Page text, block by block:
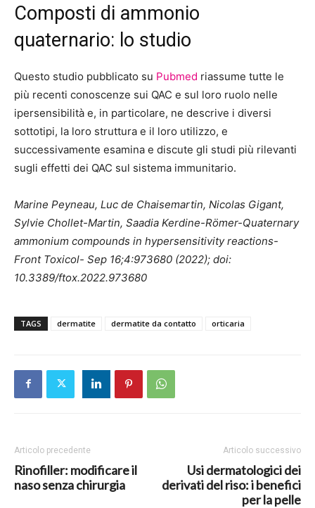
Composti di ammonio
quaternario: lo studio
Questo studio pubblicato su Pubmed riassume tutte le
più recenti conoscenze sui QAC e sul loro ruolo nelle
ipersensibilità e, in particolare, ne descrive i diversi
sottotipi, la loro struttura e il loro utilizzo, e
successivamente esamina e discute gli studi più rilevanti
sugli effetti dei QAC sul sistema immunitario.
Marine Peyneau, Luc de Chaisemartin, Nicolas Gigant,
Sylvie Chollet-Martin, Saadia Kerdine-Römer-Quaternary
ammonium compounds in hypersensitivity reactions-
Front Toxicol- Sep 16;4:973680 (2022); doi:
10.3389/ftox.2022.973680
TAGS dermatite dermatite da contatto orticaria
Articolo precedente
Rinofiller: modificare il
naso senza chirurgia
Articolo successivo
Usi dermatologici dei
derivati del riso: i benefici
per la pelle